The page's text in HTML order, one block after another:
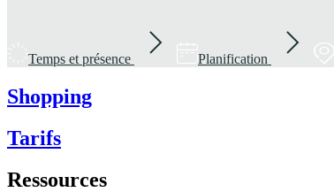
Temps et présence Planification
Shopping
Tarifs
Ressources